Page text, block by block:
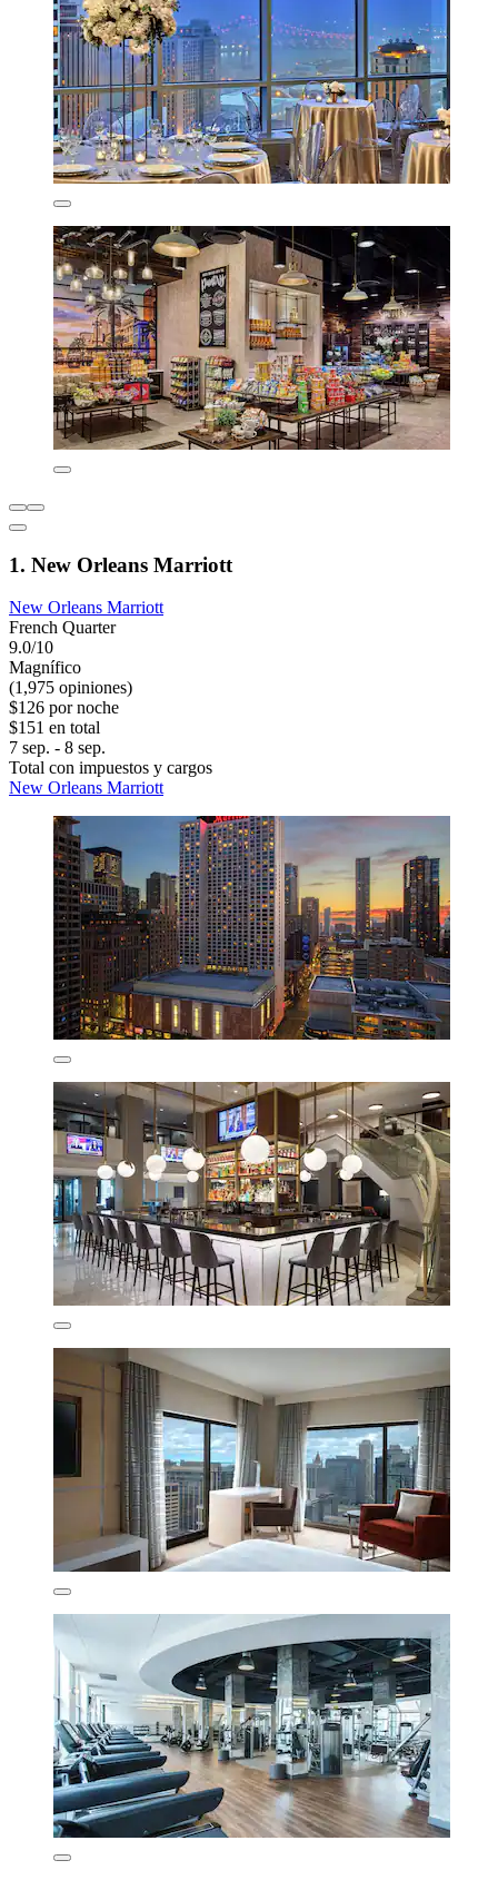
1. New Orleans Marriott
New Orleans Marriott
French Quarter
9.0/10
Magnífico
(1,975 opiniones)
$126 por noche
$151 en total
7 sep. - 8 sep.
Total con impuestos y cargos
New Orleans Marriott